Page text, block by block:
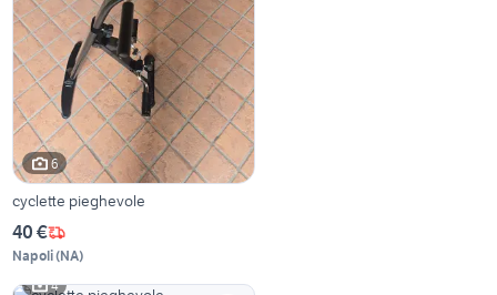
6
cyclette pieghevole
40 €
Napoli(NA)
4